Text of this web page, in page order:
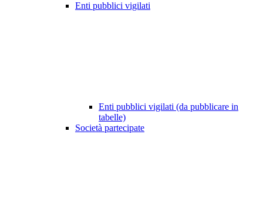
Enti pubblici vigilati
Enti pubblici vigilati (da pubblicare in
tabelle)
Società partecipate